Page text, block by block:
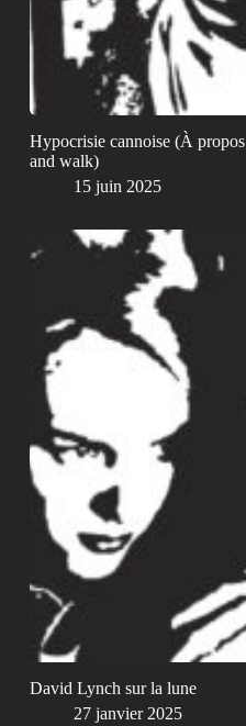
Hypocrisie cannoise (À
and walk)
15 juin 2025
David Lynch sur la lune
27 janvier 2025